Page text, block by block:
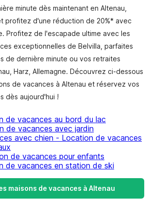
minute dès maintenant en Altenau,
profitez d'une réduction de 20%* avec
Profitez de l'escapade ultime avec les
exceptionnelles de Belvilla, parfaites
de dernière minute ou vos retraites
Harz, Allemagne. Découvrez ci-dessous
de vacances à Altenau et réservez vos
dès aujourd'hui !
de vacances au bord du lac
de vacances avec jardin
avec chien - Location de vacances
de vacances pour enfants
de vacances en station de ski
maisons de vacances à Altenau